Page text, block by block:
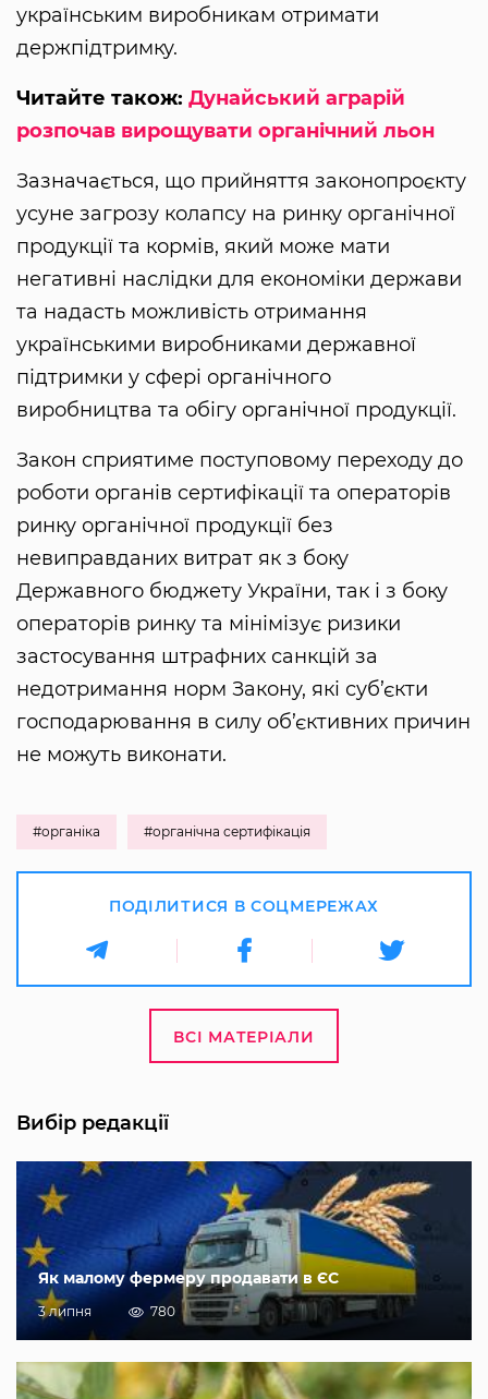
українським виробникам отримати
держпідтримку.
Читайте також: Дунайський аграрій
розпочав вирощувати органічний льон
Зазначається, що прийняття законопроєкту
усуне загрозу колапсу на ринку органічної
продукції та кормів, який може мати
негативні наслідки для економіки держави
та надасть можливість отримання
українськими виробниками державної
підтримки у сфері органічного
виробництва та обігу органічної продукції.
Закон сприятиме поступовому переходу до
роботи органів сертифікації та операторів
ринку органічної продукції без
невиправданих витрат як з боку
Державного бюджету України, так і з боку
операторів ринку та мінімізує ризики
застосування штрафних санкцій за
недотримання норм Закону, які суб’єкти
господарювання в силу об’єктивних причин
не можуть виконати.
#органіка #органічна сертифікація
ПОДІЛИТИСЯ В СОЦМЕРЕЖАХ
ВСІ МАТЕРІАЛИ
Вибір редакції
Як малому фермеру продавати в ЄС
3 липня 780